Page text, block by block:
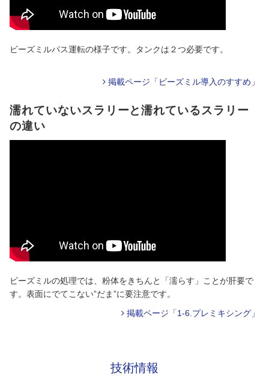
ビーズミルパス運転の様子です。タンクは２つ必要です。
掲載ページ「ビーズミル導入のすすめ」
濡れていないスラリーと濡れているスラリー
の違い
ビーズミルの処理では、粉体をきちんと「濡らす」ことが肝要で
す。表面にでてこない”だま”に要注意です。
掲載ページ「1-6.プレミキシング」
技術情報